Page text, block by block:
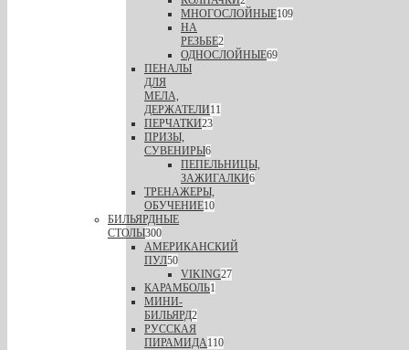
МНОГОСЛОЙНЫЕ109
НА
РЕЗЬБЕ2
ОДНОСЛОЙНЫЕ69
ПЕНАЛЫ
ДЛЯ
МЕЛА,
ДЕРЖАТЕЛИ11
ПЕРЧАТКИ23
ПРИЗЫ,
СУВЕНИРЫ6
ПЕПЕЛЬНИЦЫ,
ЗАЖИГАЛКИ6
ТРЕНАЖЕРЫ,
ОБУЧЕНИЕ10
БИЛЬЯРДНЫЕ
СТОЛЫ300
АМЕРИКАНСКИЙ
ПУЛ50
VIKING27
КАРАМБОЛЬ1
МИНИ-
БИЛЬЯРД2
РУССКАЯ
ПИРАМИДА110